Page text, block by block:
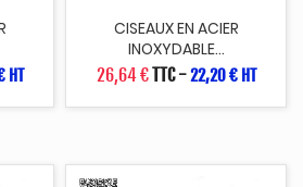
HT
CISEAUX EN ACIER
INOXYDABLE...
26,64 €TTC-22,20 € HT